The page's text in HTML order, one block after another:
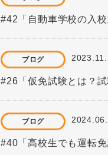
#42「自動車学校の入
ブログ
#26「仮免試験とは？
ブログ
#40「高校生でも運転